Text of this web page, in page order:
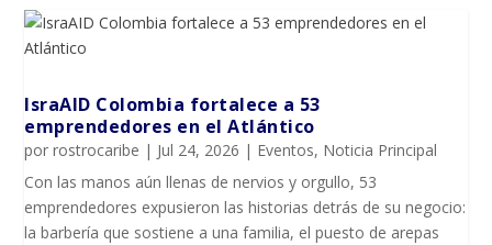
IsraAID Colombia fortalece a 53
emprendedores en el Atlántico
porrostrocaribe | Jul 24, 2026 | Eventos, Noticia Principal
Con las manos aún llenas de nervios y orgullo, 53
emprendedores expusieron las historias detrás de su negocio:
la barbería que sostiene a una familia, el puesto de arepas